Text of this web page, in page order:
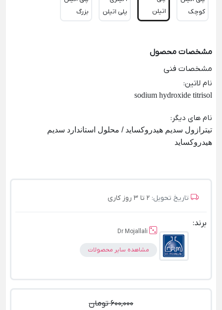
کوچک
اتیلن
پلی اتیلن
بزرگ
مشخصات محصول
مشخصات فنی
نام لاتین:
sodium hydroxide titrisol
نام های دیگر :
تیترازول سدیم هیدروکساید / محلول استاندارد سدیم
هیدروکساید
تاریخ تحویل: 2 تا 3 روز کاری
برند:
Dr Mojallali
مشاهده سایر محصولات
600,000 تومان